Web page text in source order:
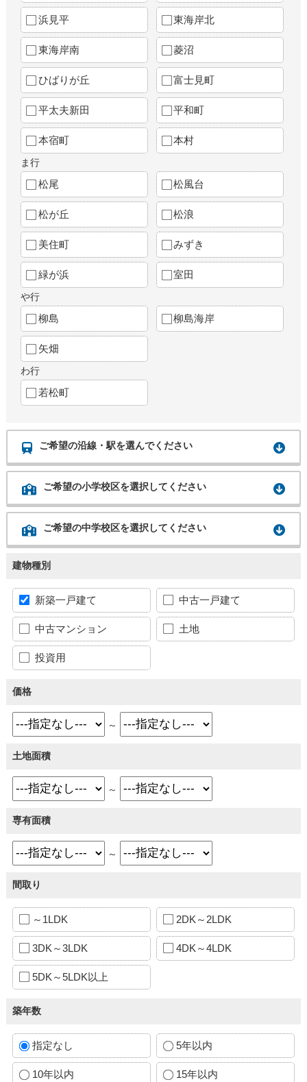
浜見平 東海岸北
東海岸南 菱沼
ひばりが丘 富士見町
平太夫新田 平和町
本宿町 本村
ま行
松尾 松風台
松が丘 松浪
美住町 みずき
緑が浜 室田
や行
柳島 柳島海岸
矢畑
わ行
若松町
ご希望の沿線・駅を選んでください
ご希望の小学校区を選択してください
ご希望の中学校区を選択してください
建物種別
新築一戸建て 中古一戸建て
中古マンション 土地
投資用
価格
～
土地面積
～
専有面積
～
間取り
～1LDK 2DK～2LDK
3DK～3LDK 4DK～4LDK
5DK～5LDK以上
築年数
指定なし 5年以内
10年以内 15年以内